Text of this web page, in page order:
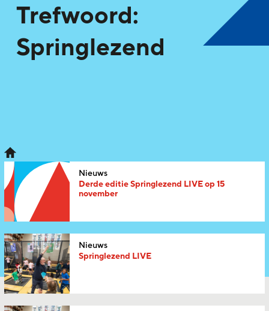
Trefwoord:
Springlezend
Nieuws
Derde editie Springlezend LIVE op 15
november
Nieuws
Springlezend LIVE